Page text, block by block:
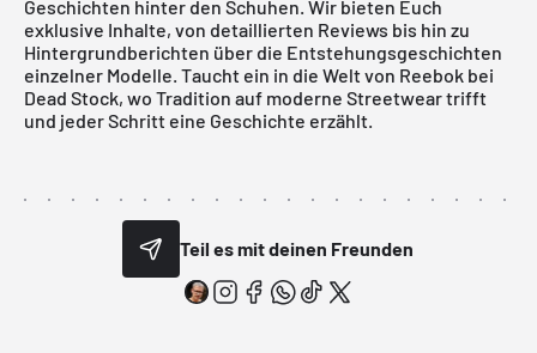
Geschichten hinter den Schuhen. Wir bieten Euch
exklusive Inhalte, von detaillierten Reviews bis hin zu
Hintergrundberichten über die Entstehungsgeschichten
einzelner Modelle. Taucht ein in die Welt von Reebok bei
Dead Stock, wo Tradition auf moderne Streetwear trifft
und jeder Schritt eine Geschichte erzählt.
Teil es mit deinen Freunden